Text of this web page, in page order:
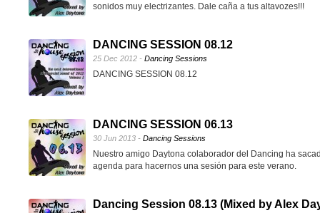
sonidos muy electrizantes. Dale caña a tus altavozes!!!
DANCING SESSION 08.12
25 Dec 2012 - Dancing Sessions
DANCING SESSION 08.12
DANCING SESSION 06.13
30 Jun 2013 - Dancing Sessions
Nuestro amigo Daytona colaborador del Dancing ha
agenda para hacernos una sesión para este verano.
Dancing Session 08.13 (Mixed by Alex